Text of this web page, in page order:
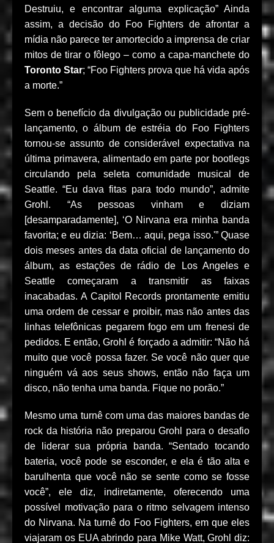
Destruiu, e encontrar alguma explicação” Ainda
assim, a decisão do Foo Fighters de afrontar a
mídia não parece ter amortecido a imprensa de criar
mitos de tirar o fôlego – como a capa-manchete do
Toronto Star; “Foo Fighters prova que há vida após
a morte.”
Sem o benefício da divulgação ou publicidade pré-
lançamento, o álbum de estréia do Foo Fighters
tornou-se assunto de considerável expectativa na
última primavera, alimentado em parte por bootlegs
circulando pela seleta comunidade musical de
Seattle. “Eu dava fitas para todo mundo”, admite
Grohl. “As pessoas vinham e diziam
[desamparadamente], ‘O Nirvana era minha banda
favorita; e eu dizia: ‘Bem… aqui, pega isso.'” Quase
dois meses antes da data oficial de lançamento do
álbum, as estações de rádio de Los Angeles e
Seattle começaram a transmitir as faixas
inacabadas. A Capitol Records prontamente emitiu
uma ordem de cessar e proibir, mas não antes das
linhas telefônicas pegarem fogo em um frenesi de
pedidos. E então, Grohl é forçado a admitir: “Não há
muito que você possa fazer. Se você não quer que
ninguém vá aos seus shows, então não faça um
disco, não tenha uma banda. Fique no porão.”
Mesmo uma turnê com uma das maiores bandas de
rock da história não preparou Grohl para o desafio
de liderar sua própria banda. “Sentado tocando
bateria, você pode se esconder, e ela é tão alta e
barulhenta que você não se sente como se fosse
você”, ele diz, indiretamente, oferecendo uma
possível motivação para o ritmo selvagem intenso
do Nirvana. Na turnê do Foo Fighters, em que eles
viajaram os EUA abrindo para Mike Watt, Grohl diz: